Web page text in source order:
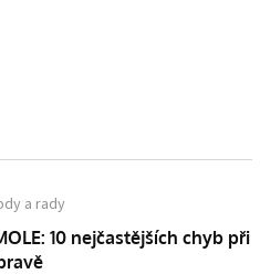
a rady
10 nejčastějších chyb při